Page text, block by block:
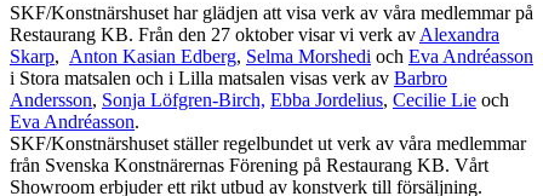
SKF/Konstnärshuset har glädjen att visa verk av våra medlemmar på
Restaurang KB. Från den 27 oktober visar vi verk av Alexandra
Skarp, Anton Kasian Edberg, Selma Morshedi och Eva Andréasson
i Stora matsalen och i Lilla matsalen visas verk av Barbro
Andersson, Sonja Löfgren-Birch, Ebba Jordelius, Cecilie Lie och
Eva Andréasson.
SKF/Konstnärshuset ställer regelbundet ut verk av våra medlemmar
från Svenska Konstnärernas Förening på Restaurang KB. Vårt
Showroom erbjuder ett rikt utbud av konstverk till försäljning.